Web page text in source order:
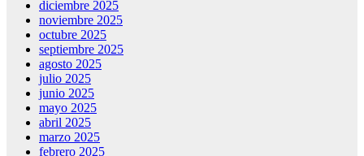
diciembre 2025
noviembre 2025
octubre 2025
septiembre 2025
agosto 2025
julio 2025
junio 2025
mayo 2025
abril 2025
marzo 2025
febrero 2025